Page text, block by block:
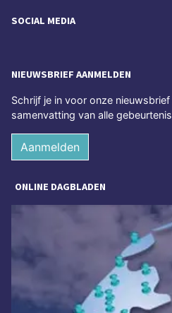
SOCIAL MEDIA
NIEUWSBRIEF AANMELDEN
Schrijf je in voor onze
samenvatting van alle
Aanmelden
ONLINE DAGBLADEN